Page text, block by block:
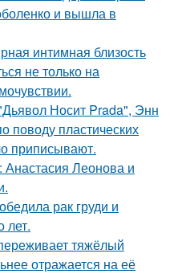
и вышла в
интимная близость
не только на
Носит Prada", Энн
поводу пластических
приписывают.
Леонова и
рак груди и
лет.
тяжёлый
отражается на её